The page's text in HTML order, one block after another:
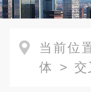
当前位
体 > 交